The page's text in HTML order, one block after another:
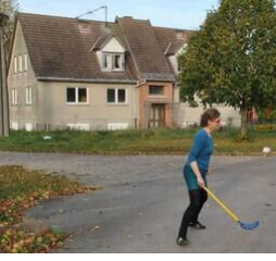
Zum Hauptinhalt springen
Erklärung zur Barrierefreiheit